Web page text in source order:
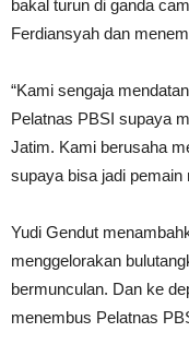
bakal turun di ganda
Ferdiansyah dan
“Kami sengaja
Pelatnas PBSI supaya
Jatim. Kami berusaha
supaya bisa jadi pemain
Yudi Gendut
menggelorakan
bermunculan. Dan ke
menembus Pelatnas